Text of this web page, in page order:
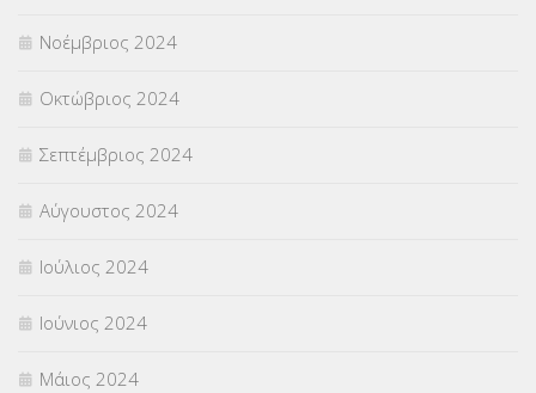
Νοέμβριος 2024
Οκτώβριος 2024
Σεπτέμβριος 2024
Αύγουστος 2024
Ιούλιος 2024
Ιούνιος 2024
Μάιος 2024